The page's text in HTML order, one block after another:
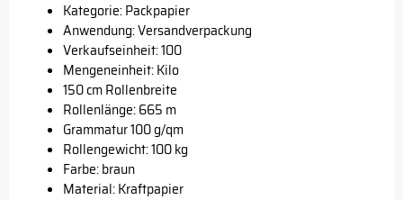
Kategorie: Packpapier
Anwendung: Versandverpackung
Verkaufseinheit: 100
Mengeneinheit: Kilo
150 cm Rollenbreite
Rollenlänge: 665 m
Grammatur 100 g/qm
Rollengewicht: 100 kg
Farbe: braun
Material: Kraftpapier